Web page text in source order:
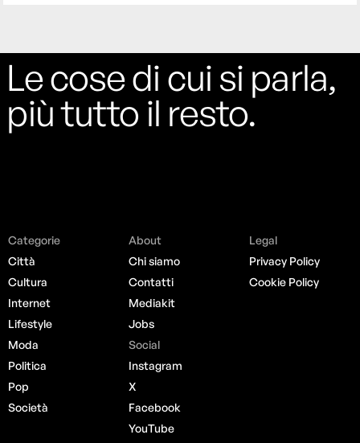
Le cose di cui si parla,
più tutto il resto.
Categorie
Città
Cultura
Internet
Lifestyle
Moda
Politica
Pop
Società
About
Chi siamo
Contatti
Mediakit
Jobs
Social
Instagram
X
Facebook
YouTube
Legal
Privacy Policy
Cookie Policy